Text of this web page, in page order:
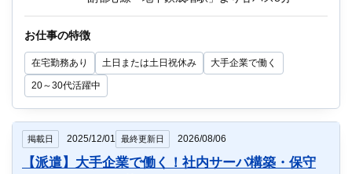
※業務に慣れたら週1～2日程度テレワーク
他にもIT関連のお仕事が多数ございます。
迷っている方も、まずはお気軽にご相談くださ
お仕事の特徴
在宅勤務あり 土日または土日祝休み 大手企業で働く
20～30代活躍中
掲載日 2025/12/01 最終更新日 2026/08/06
【派遣】大手企業で働く！社内サーバ構築・保守